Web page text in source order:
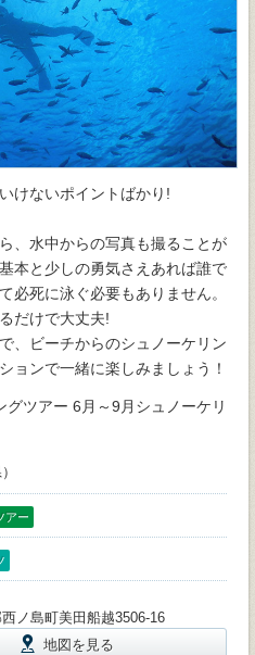
けないポイントばかり!
、水中からの写真も撮ることが
本と少しの勇気さえあれば誰で
必死に泳ぐ必要もありません。
だけで大丈夫!
、ビーチからのシュノーケリン
ョンで一緒に楽しみましょう！
ツアー 6月～9月シュノーケリ
アー
ノ島町美田船越3506-16
地図を見る